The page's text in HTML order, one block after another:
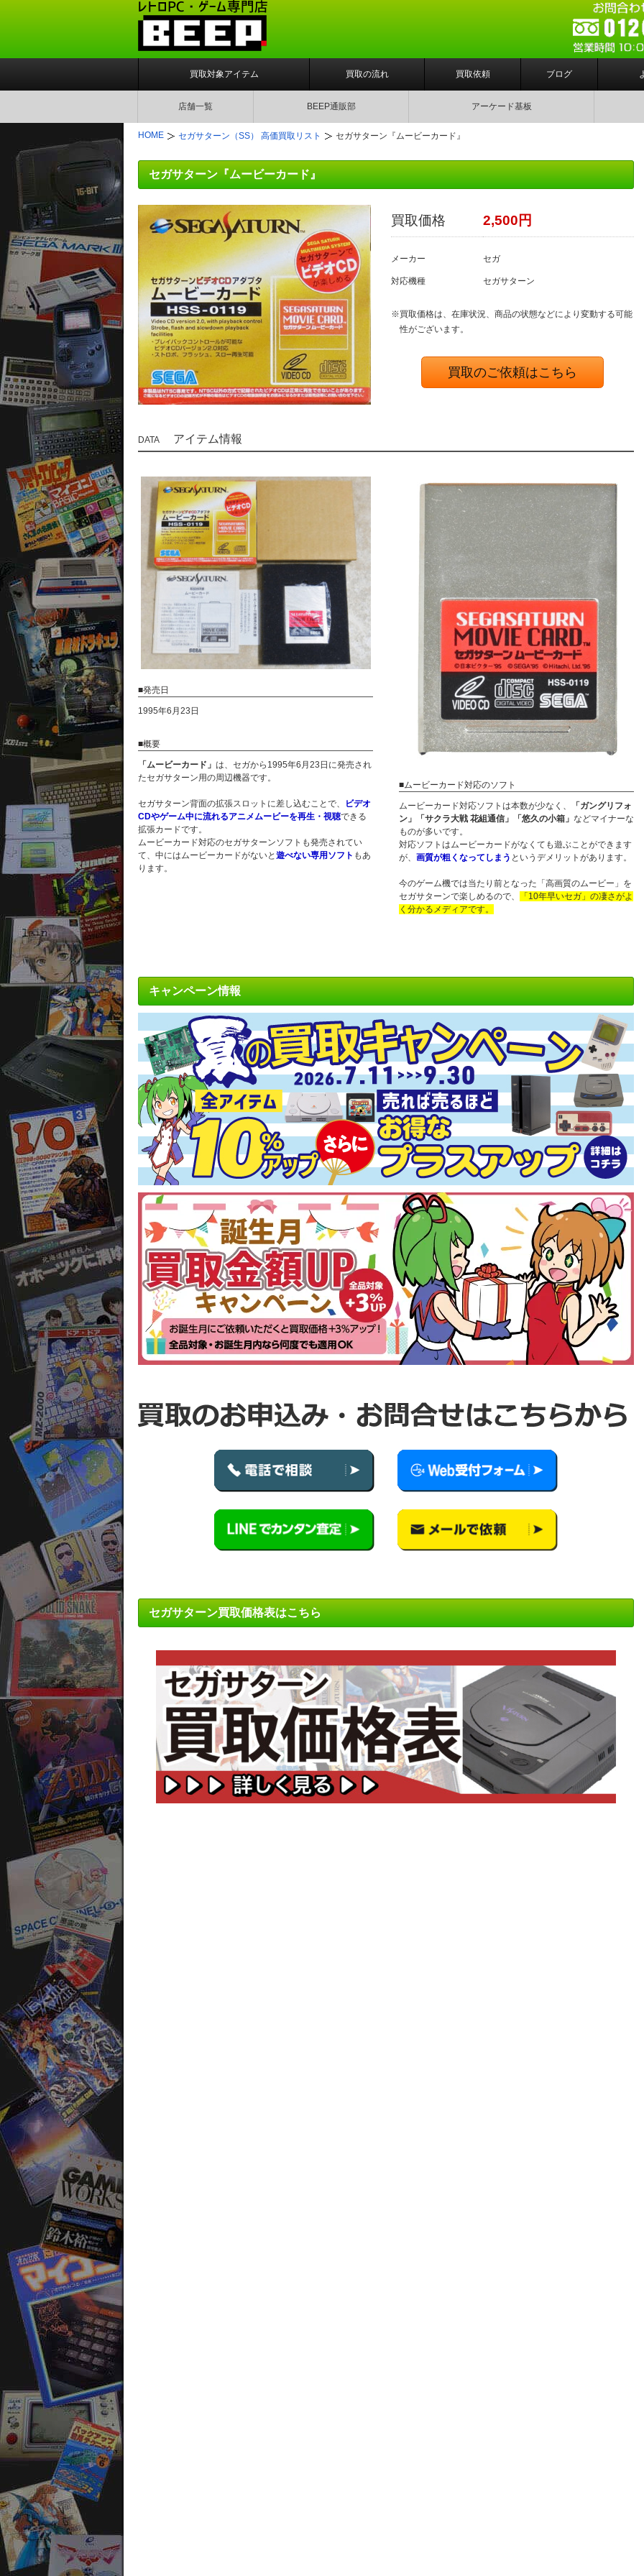
買取対象アイテム 買取の流れ 買取依頼 ブログ
店舗一覧 BEEP通販部 アーケード基板
HOME セガサターン（SS） 高価買取リスト セガサターン『ムービーカード』
セガサターン『ムービーカード』
買取価格 2,500円
メーカー セガ
対応機種 セガサターン
※買取価格は、在庫状況、商品の状態などにより変動する可能
性がございます。
買取のご依頼はこちら
アイテム情報
■発売日
1995年6月23日
■概要
「ムービーカード」 は、セガから1995年6月23日に発売され
たセガサターン用の周辺機器です。
セガサターン背面の拡張スロットに差し込むことで、
ビデオ
CDやゲーム中に流れるアニメムービーを再生・視聴できる
拡張カードです。
ムービーカード対応のセガサターンソフトも発売されてい
て、中にはムービーカードがないと 遊べない専用ソフト もあ
ります。
■ムービーカード対応のソフト
ムービーカード対応ソフトは本数が少なく、
「ガングリフォ
ン」「サクラ大戦 花組通信」「悠久の小箱」 などマイナーな
ものが多いです。
対応ソフトはムービーカードがなくても遊ぶことができます
が、 画質が粗くなってしまう というデメリットがあります。
今のゲーム機では当たり前となった「高画質のムービー」を
セガサターンで楽しめるので、
「10年早いセガ」の凄さがよ
く分かるメディアです。
キャンペーン情報
セガサターン買取価格表はこちら